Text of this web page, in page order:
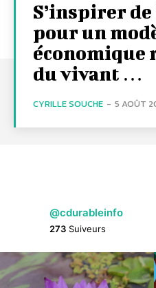
S’inspirer
pour un
économique
du vivant …
CYRILLE SOUCHE - 5 AOÛT
@cdurableinfo
273 Suiveurs